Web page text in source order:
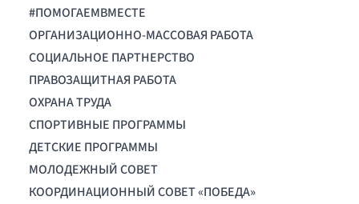
#ПОМОГАЕМВМЕСТЕ
ОРГАНИЗАЦИОННО-МАССОВАЯ РАБОТА
СОЦИАЛЬНОЕ ПАРТНЕРСТВО
ПРАВОЗАЩИТНАЯ РАБОТА
ОХРАНА ТРУДА
СПОРТИВНЫЕ ПРОГРАММЫ
ДЕТСКИЕ ПРОГРАММЫ
МОЛОДЕЖНЫЙ СОВЕТ
КООРДИНАЦИОННЫЙ СОВЕТ «ПОБЕДА»